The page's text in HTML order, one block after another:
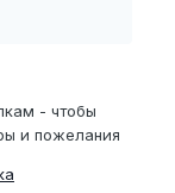
- чтобы
и пожелания